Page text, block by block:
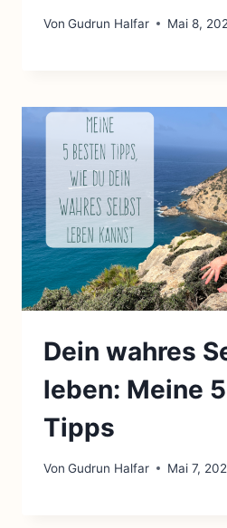
Von Gudrun Halfar Mai 8,
Dein wahres
leben: Meine
Tipps
Von Gudrun Halfar Mai 7,